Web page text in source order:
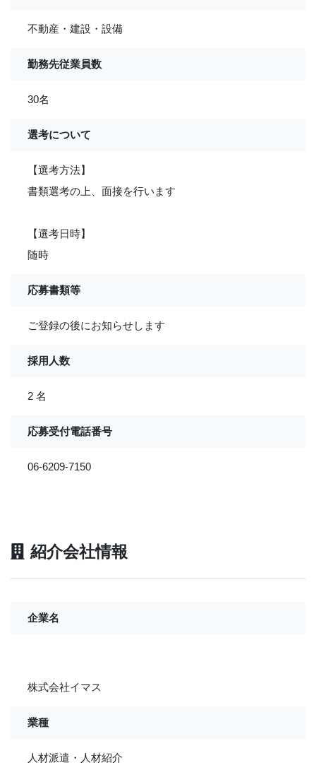
不動産・建設・設備
勤務先従業員数
30名
選考について
【選考方法】
書類選考の上、面接を行います
【選考日時】
随時
応募書類等
ご登録の後にお知らせします
採用人数
2 名
応募受付電話番号
06-6209-7150
紹介会社情報
企業名
株式会社イマス
業種
人材派遣・人材紹介